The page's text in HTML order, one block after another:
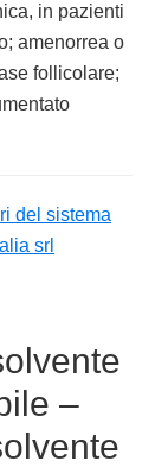
in pazienti
amenorrea o
follicolare;
del sistema
srl
–